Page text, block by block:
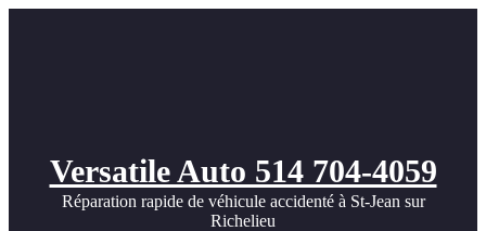
Versatile Auto 514 704-4059
Réparation rapide de véhicule accidenté à St-Jean sur
Richelieu